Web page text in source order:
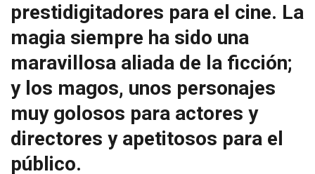
prestidigitadores para el cine. La
magia siempre ha sido una
maravillosa aliada de la ficción;
y los magos, unos personajes
muy golosos para actores y
directores y apetitosos para el
público.